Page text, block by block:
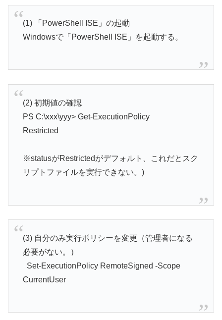
(1) 「PowerShell ISE」の起動
Windowsで「PowerShell ISE」を起動する。
(2) 初期値の確認
PS C:\xxx\yyy> Get-ExecutionPolicy
Restricted
※statusがRestrictedがデフォルト、これだとスク
リプトファイルを実行できない。)
(3) 自分のみ実行ポリシーを変更（管理者になる
必要がない。）
Set-ExecutionPolicy RemoteSigned -Scope
CurrentUser